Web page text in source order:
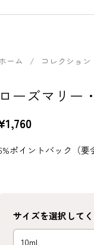
ーム / コレクション
ローズマリー
ポイントバック（要
サイズを選択して